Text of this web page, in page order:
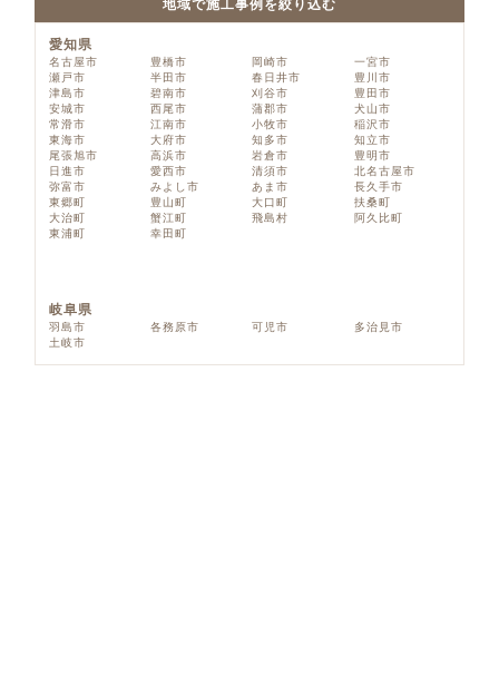
地域で施工事例を絞り込む
愛知県
名古屋市 豊橋市 岡崎市
一宮市
瀬戸市
半田市 春日井市
豊川市
津島市
碧南市 刈谷市
豊田市
安城市
西尾市 蒲郡市
犬山市
常滑市
江南市 小牧市
稲沢市
東海市
大府市 知多市
知立市
尾張旭市
高浜市 岩倉市
豊明市
日進市
愛西市 清須市
北名古屋市
弥富市
みよし市 あま市
長久手市
東郷町
豊山町 大口町
扶桑町
大治町
蟹江町 飛島村
阿久比町
東浦町
幸田町
岐阜県
羽島市 各務原市 可児市
多治見市
土岐市